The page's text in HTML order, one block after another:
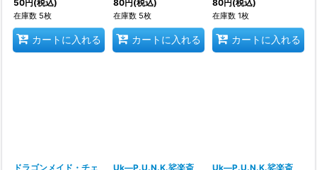
50円(税込)
在庫数 5枚
カートに入れる
80円(税込)
在庫数 5枚
カートに入れる
80円(税込)
在庫数 1枚
カートに入れる
ドラゴンメイド・チェ
Uk―P.U.N.K.娑楽斎
Uk―P.U.N.K.娑楽斎